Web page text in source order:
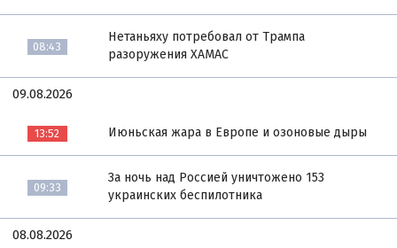
08:43
Нетаньяху потребовал от Трампа
разоружения ХАМАС
09.08.2026
13:52 Июньская жара в Европе и озоновые дыры
09:33
За ночь над Россией уничтожено 153
украинских беспилотника
08.08.2026